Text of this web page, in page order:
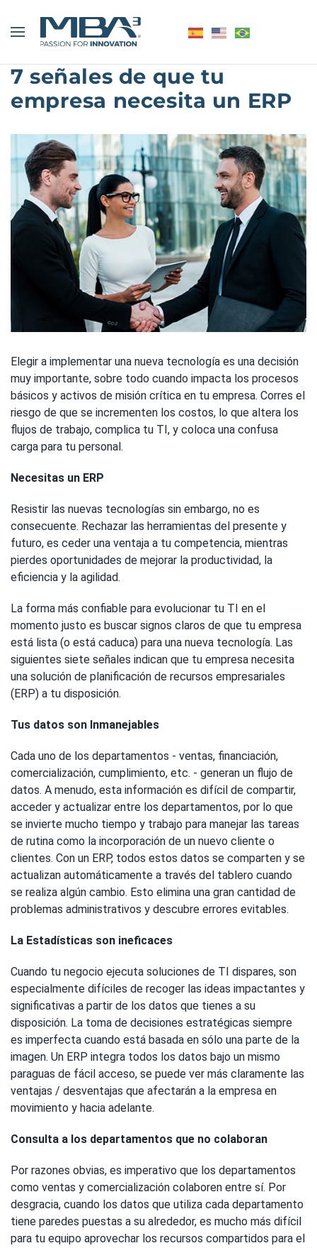
7 señales de que tu
empresa necesita un ERP
Elegir a implementar una nueva tecnología es una decisión
muy importante, sobre todo cuando impacta los procesos
básicos y activos de misión crítica en tu empresa. Corres el
riesgo de que se incrementen los costos, lo que altera los
flujos de trabajo, complica tu TI, y coloca una confusa
carga para tu personal.
Necesitas un ERP
Resistir las nuevas tecnologías sin embargo, no es
consecuente. Rechazar las herramientas del presente y
futuro, es ceder una ventaja a tu competencia, mientras
pierdes oportunidades de mejorar la productividad, la
eficiencia y la agilidad.
La forma más confiable para evolucionar tu TI en el
momento justo es buscar signos claros de que tu empresa
está lista (o está caduca) para una nueva tecnología. Las
siguientes siete señales indican que tu empresa necesita
una solución de planificación de recursos empresariales
(ERP) a tu disposición.
Tus datos son Inmanejables
Cada uno de los departamentos - ventas, financiación,
comercialización, cumplimiento, etc. - generan un flujo de
datos. A menudo, esta información es difícil de compartir,
acceder y actualizar entre los departamentos, por lo que
se invierte mucho tiempo y trabajo para manejar las tareas
de rutina como la incorporación de un nuevo cliente o
clientes. Con un ERP, todos estos datos se comparten y se
actualizan automáticamente a través del tablero cuando
se realiza algún cambio. Esto elimina una gran cantidad de
problemas administrativos y descubre errores evitables.
La Estadísticas son ineficaces
Cuando tu negocio ejecuta soluciones de TI dispares, son
especialmente difíciles de recoger las ideas impactantes y
significativas a partir de los datos que tienes a su
disposición. La toma de decisiones estratégicas siempre
es imperfecta cuando está basada en sólo una parte de la
imagen. Un ERP integra todos los datos bajo un mismo
paraguas de fácil acceso, se puede ver más claramente las
ventajas / desventajas que afectarán a la empresa en
movimiento y hacia adelante.
Consulta a los departamentos que no colaboran
Por razones obvias, es imperativo que los departamentos
como ventas y comercialización colaboren entre sí. Por
desgracia, cuando los datos que utiliza cada departamento
tiene paredes puestas a su alrededor, es mucho más difícil
para tu equipo aprovechar los recursos compartidos para el